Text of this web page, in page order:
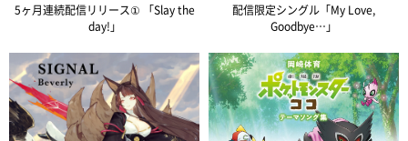
5ヶ月連続配信リリース① 「Slay the
day!」
配信限定シングル「My Love,
Goodbye…」